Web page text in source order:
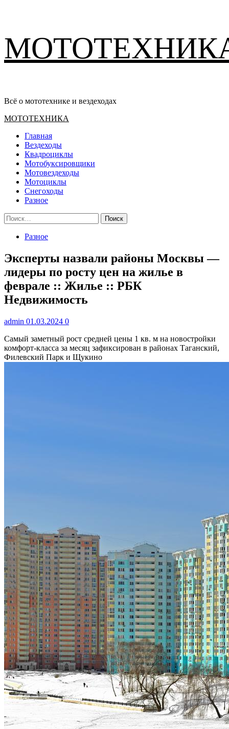
содержимому
Всё о мототехнике и вездеходах
Основное
МОТОТЕХНИКА
Главная
Вездеходы
Квадроциклы
Мотобуксировщики
Мотовездеходы
Мотоциклы
Снегоходы
Разное
Найти:
Разное
Эксперты назвали районы Москвы —
лидеры по росту цен на жилье в
феврале :: Жилье :: РБК
Недвижимость
admin 01.03.2024 0
Самый заметный рост средней цены 1 кв. м на новостройки
комфорт-класса за месяц зафиксирован в районах Таганский,
Филевский Парк и Щукино